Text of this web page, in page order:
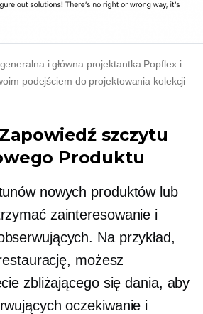
i główna projektantka Popflex i
podejściem do projektowania kolekcji
Zapowiedź szczytu
Produktu
nowych produktów lub
zainteresowanie i
Na przykład,
możesz
zbliżającego się dania, aby
oczekiwanie i